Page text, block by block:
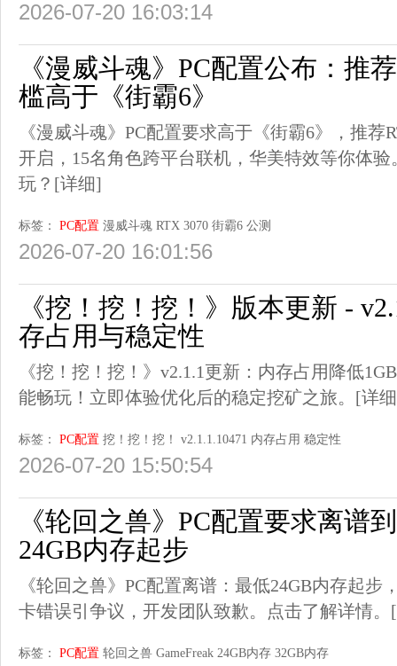
2026-07-20 16:03:14
《漫威斗魂》PC配置公布：推
槛高于《街霸6》
《漫威斗魂》PC配置要求高于《街霸6》，推荐
开启，15名角色跨平台联机，华美特效等你体
玩？ [详细]
标签： PC配置 漫威斗魂 RTX 3070 街霸6 公测
2026-07-20 16:01:56
《挖！挖！挖！》版本更新 -
存占用与稳定性
《挖！挖！挖！》v2.1.1更新：内存占用降低
能畅玩！立即体验优化后的稳定挖矿之旅。 [详
标签： PC配置 挖！挖！挖！ v2.1.1.10471 内存占用 稳定性
2026-07-20 15:50:54
《轮回之兽》PC配置要求离谱
24GB内存起步
《轮回之兽》PC配置离谱：最低24GB内存起步
卡错误引争议，开发团队致歉。点击了解详情。
标签： PC配置 轮回之兽 GameFreak 24GB内存 32GB内存